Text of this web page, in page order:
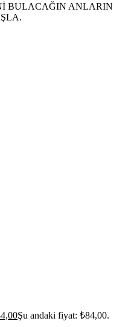
BULACAĞIN ANLARIN
Şu andaki fiyat: ₺84,00.